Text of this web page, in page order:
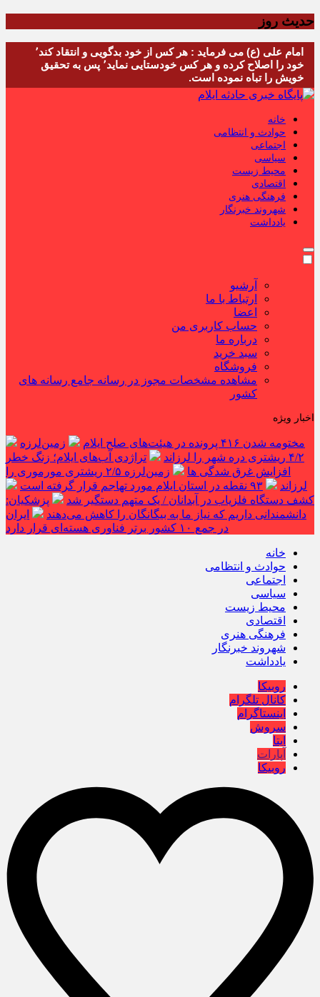
حدیث روز
امام علی (ع) می فرماید : هر کس از خود بدگویی و انتقاد کند٬
خود را اصلاح کرده و هر کس خودستایی نماید٬ پس به تحقیق
خویش را تباه نموده است.
خانه
حوادث و انتظامی
اجتماعی
سیاسی
محیط زیست
اقتصادی
فرهنگی هنری
شهروند خبرنگار
یادداشت
آرشیو
ارتباط با ما
اعضا
حساب کاربری من
درباره ما
سبد خرید
فروشگاه
مشاهده مشخصات مجوز در رسانه جامع رسانه های
کشور
اخبار ویژه
مختومه شدن ۴۱۶ پرونده در هیئت‌های صلح ایلام
زمین‌لرزه
۴/۲ ریشتری دره شهر را لرزاند
تراژدی آب‌های ایلام؛ زنگ خطر
افزایش غرق شدگی ها
زمین‌لرزه ۲/۵ ریشتری مورموری را
لرزاند
۹۳ نقطه در استان ایلام مورد تهاجم قرار گرفته است
کشف دستگاه فلزیاب در آبدانان / یک متهم دستگیر شد
پزشکیان:
دانشمندانی داریم که نیاز ما به بیگانگان را کاهش می‌دهند
ایران
در جمع ۱۰ کشور برتر فناوری هسته‌ای قرار دارد
خانه
حوادث و انتظامی
اجتماعی
سیاسی
محیط زیست
اقتصادی
فرهنگی هنری
شهروند خبرنگار
یادداشت
روبیکا
کانال تلگرام
اینستاگرام
سروش
ایتا
آپارات
روبیکا